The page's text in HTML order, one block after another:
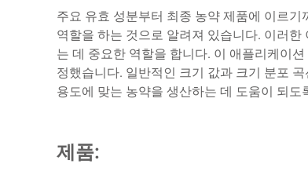
주요 유효 성분부터 최종 농약 제품에 이르
역할을 하는 것으로 알려져 있습니다. 이러
는 데 중요한 역할을 합니다. 이 애플리케이
정했습니다. 일반적인 크기 값과 크기 분포
용도에 맞는 농약을 생산하는 데 도움이 되도
제품: